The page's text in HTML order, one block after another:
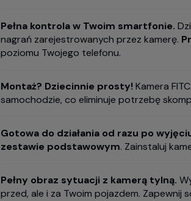
Pełna kontrola w Twoim smartfonie.
nagrań zarejestrowanych przez kamerę.
poziomu Twojego telefonu.
Montaż? Dziecinnie prosty! Kamera
samochodzie, co eliminuje potrzebę
Gotowa do działania od razu po
zestawie podstawowym. Zainstaluj
Pełny obraz sytuacji z kamerą tylną.
przed, ale i za Twoim pojazdem.